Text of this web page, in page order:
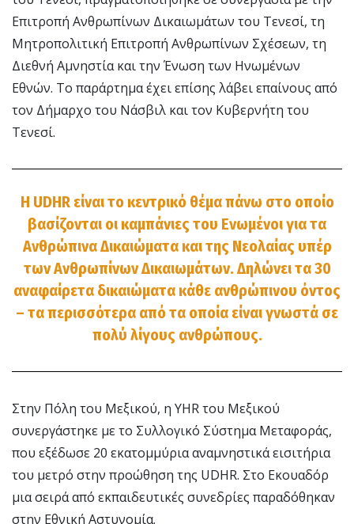
Επιτροπή Ανθρωπίνων Δικαιωμάτων του Τενεσί, τη
Μητροπολιτική Επιτροπή Ανθρωπίνων Σχέσεων, τη
Διεθνή Αμνηστία και την Ένωση των Ηνωμένων
Εθνών. Το παράρτημα έχει επίσης λάβει επαίνους από
τον Δήμαρχο του Νάσβιλ και τον Κυβερνήτη του
Τενεσί.
Η UDHR είναι το κεντρικό θέμα πάνω στο οποίο
βασίζονται οι καμπάνιες του Ενωμένοι για τα
Ανθρώπινα Δικαιώματα και της Νεολαίας υπέρ
των Ανθρωπίνων Δικαιωμάτων. Δηλώνει τα 30
αναφαίρετα δικαιώματα κάθε ανθρώπινου όντος
– τα περισσότερα από τα οποία είναι γνωστά σε
πολύ λίγους ανθρώπους.
Στην Πόλη του Μεξικού, η YHR του Μεξικού
συνεργάστηκε με το Συλλογικό Σύστημα Μεταφοράς,
που εξέδωσε 20 εκατομμύρια αναμνηστικά εισιτήρια
του μετρό στην προώθηση της UDHR. Στο Εκουαδόρ
μια σειρά από εκπαιδευτικές συνεδρίες παραδόθηκαν
στην Εθνική Αστυνομία.